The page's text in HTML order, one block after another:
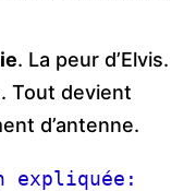
. La peur d’Elvis.
Tout devient
d’antenne.
expliquée: